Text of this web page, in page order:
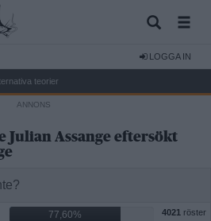
LOGGA IN
teorier
Julian Assange eftersökt
77,60% 4021 röster